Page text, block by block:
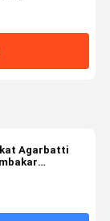
Agarbatti